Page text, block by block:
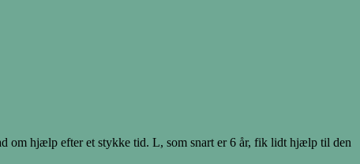
om hjælp efter et stykke tid. L, som snart er 6 år, fik lidt hjælp til den